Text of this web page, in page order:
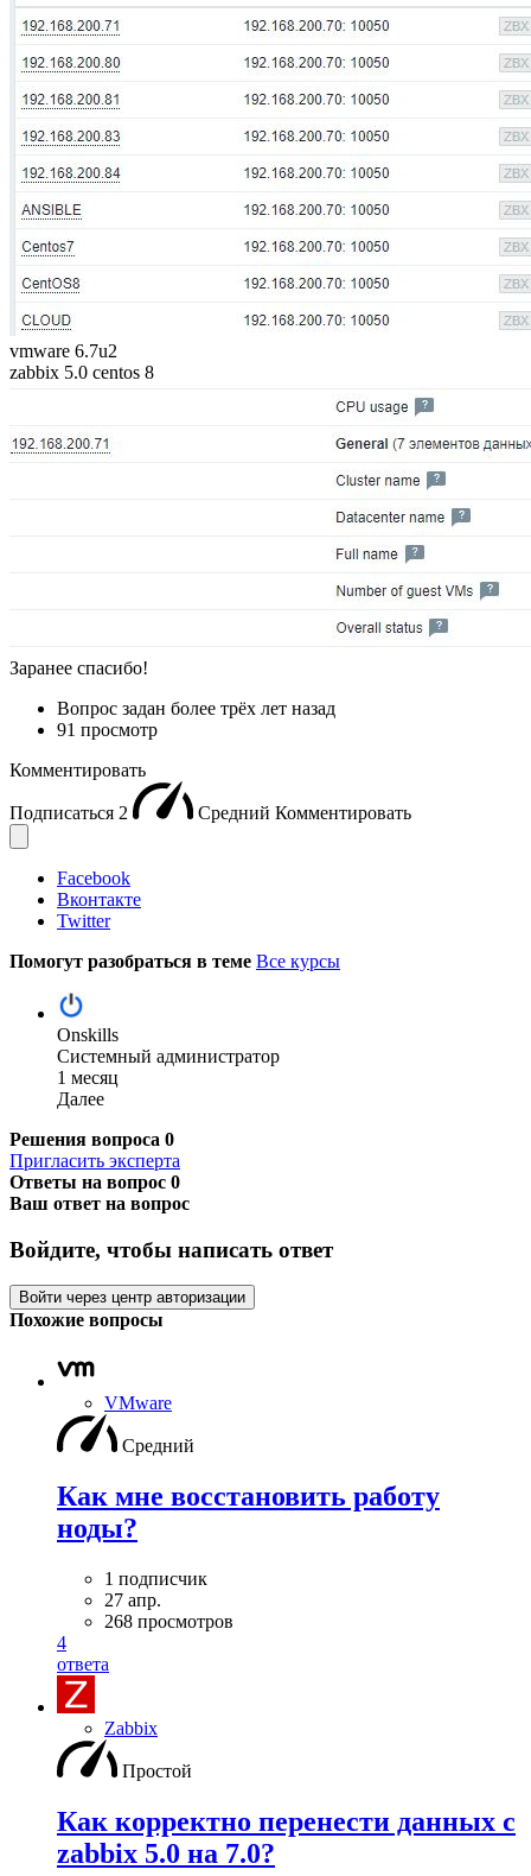
vmware 6.7u2
zabbix 5.0 centos 8
Заранее спасибо!
Вопрос задан более трёх лет назад
91 просмотр
Комментировать
Подписаться 2 Средний Комментировать
Facebook
Вконтакте
Twitter
Помогут разобраться в теме Все курсы
Onskills
Системный администратор
1 месяц
Далее
Решения вопроса 0
Пригласить эксперта
Ответы на вопрос 0
Ваш ответ на вопрос
Войдите, чтобы написать ответ
Войти через центр авторизации
Похожие вопросы
VMware
Средний
Как мне восстановить работу
ноды?
1 подписчик
27 апр.
268 просмотров
4
ответа
Zabbix
Простой
Как корректно перенести данных с
zabbix 5.0 на 7.0?